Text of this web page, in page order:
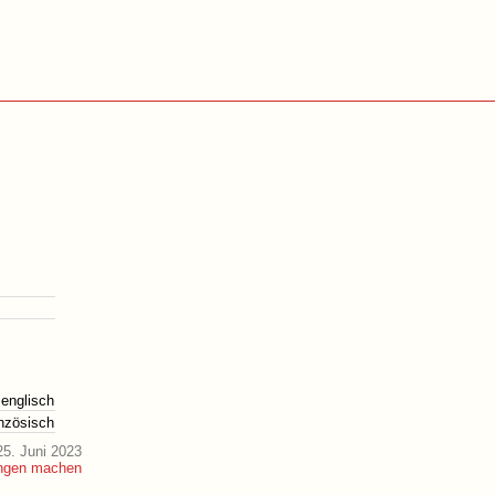
englisch
Juni 2023